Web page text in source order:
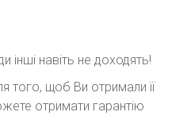
навіть не доходять!
того, щоб Ви отримали її
отримати гарантію